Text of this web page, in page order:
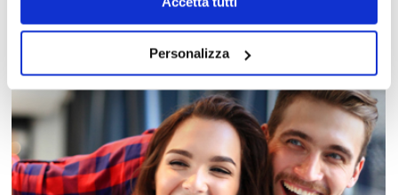
Personalizza
Trova in un attimo il punto vendita che ti interessa!